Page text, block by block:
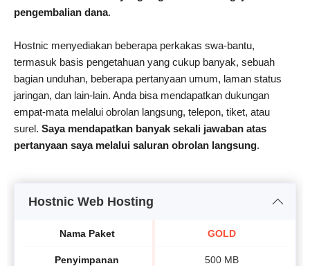
pengembalian dana.
Hostnic menyediakan beberapa perkakas swa-bantu,
termasuk basis pengetahuan yang cukup banyak, sebuah
bagian unduhan, beberapa pertanyaan umum, laman status
jaringan, dan lain-lain. Anda bisa mendapatkan dukungan
empat-mata melalui obrolan langsung, telepon, tiket, atau
surel. Saya mendapatkan banyak sekali jawaban atas
pertanyaan saya melalui saluran obrolan langsung.
Hostnic Web Hosting
Nama Paket
Penyimpanan
GOLD
500 MB